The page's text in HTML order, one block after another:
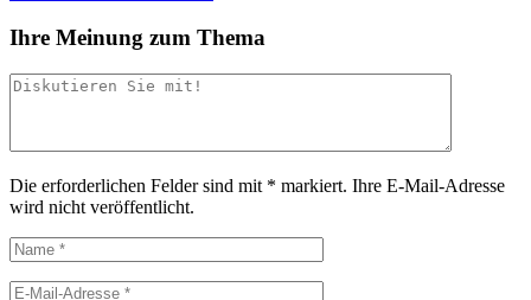
Ihre Meinung zum Thema
Die erforderlichen Felder sind mit * markiert. Ihre E-Mail-Adresse
wird nicht veröffentlicht.